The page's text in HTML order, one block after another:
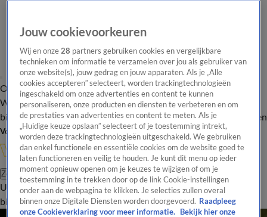
Overzicht Onze programma's Uitzendingen Onze gezichten
In de
WandelgangenInterviewsUitzending
bijwonenPodcastShopVeelgestelde vragenKijkersvraag insturen
Volg Vandaag Inside
Zoeken
UitzendingenVandaag InsideDe OranjezomerShopUitzending
bijwonen
Jouw cookievoorkeuren
Wij en onze28 partners gebruiken cookies en vergelijkbare
technieken om informatie te verzamelen over jou als gebruiker van
onze website(s), jouw gedrag en jouw apparaten. Als je „Alle
cookies accepteren” selecteert, worden trackingtechnologieën
ingeschakeld om onze advertenties en content te kunnen
personaliseren, onze producten en diensten te verbeteren en om
de prestaties van advertenties en content te meten. Als je
„Huidige keuze opslaan” selecteert of je toestemming intrekt,
worden deze trackingtechnologieën uitgeschakeld. We gebruiken
dan enkel functionele en essentiële cookies om de website goed te
laten functioneren en veilig te houden. Je kunt dit menu op ieder
moment opnieuw openen om je keuzes te wijzigen of om je
toestemming in te trekken door op de link Cookie-instellingen
onder aan de webpagina te klikken. Je selecties zullen overal
binnen onze Digitale Diensten worden doorgevoerd. Raadpleeg
onze Cookieverklaring voor meer informatie.
Bekijk hier onze